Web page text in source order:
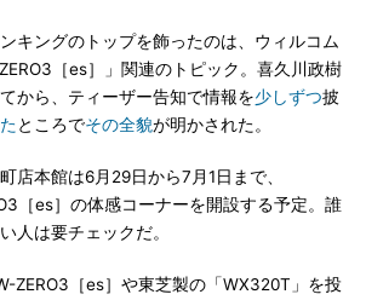
キングのトップを飾ったのは、ウィルコム
［es］」関連のトピック。喜久川政樹
てから、ティーザー告知で情報を少しずつ披
ところでその全貌が明かされた。
店本館は6月29日から7月1日まで、
［es］の体感コーナーを開設する予定。誰
人は要チェックだ。
ZERO3［es］や東芝製の「WX320T」を投